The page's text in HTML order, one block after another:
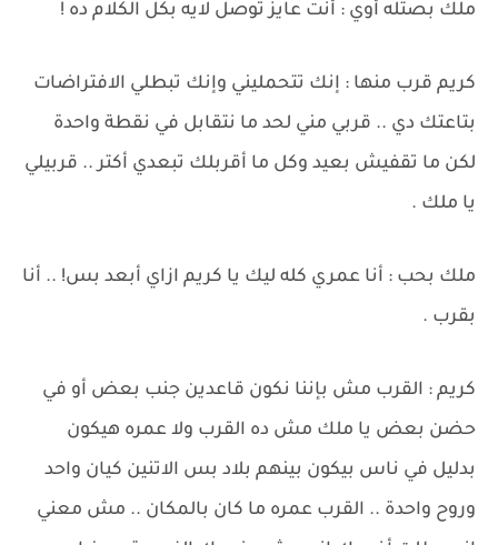
ملك بصتله أوي : أنت عايز توصل لايه بكل الكلام ده !
كريم قرب منها : إنك تتحمليني وإنك تبطلي الافتراضات
بتاعتك دي .. قربي مني لحد ما نتقابل في نقطة واحدة
لكن ما تقفيش بعيد وكل ما أقربلك تبعدي أكتر .. قربيلي
يا ملك .
ملك بحب : أنا عمري كله ليك يا كريم ازاي أبعد بس! .. أنا
بقرب .
كريم : القرب مش بإننا نكون قاعدين جنب بعض أو في
حضن بعض يا ملك مش ده القرب ولا عمره هيكون
بدليل في ناس بيكون بينهم بلاد بس الاتنين كيان واحد
وروح واحدة .. القرب عمره ما كان بالمكان .. مش معني